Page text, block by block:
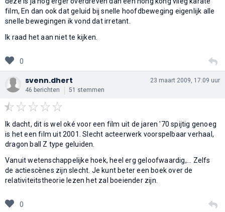
film, En dan ook dat geluid bij snelle hoofdbeweging eigenlijk alle
snelle bewegingen ik vond dat irretant.
Ik raad het aan niet te kijken.
0
svenn.dhert
46 berichten 51 stemmen
23 maart 2009, 17:09 uur
Ik dacht, dit is wel oké voor een film uit de jaren '70 spijtig genoeg
is het een film uit 2001. Slecht acteerwerk voorspelbaar verhaal,
dragon ball Z type geluiden.
Vanuit wetenschappelijke hoek, heel erg geloofwaardig,... Zelfs
de actiescènes zijn slecht. Je kunt beter een boek over de
relativiteitstheorie lezen het zal boeiender zijn.
0